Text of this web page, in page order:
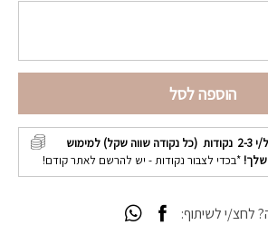
הוספה לסל
י 2-3 נקודות (כל נקודה שווה שקל) למימוש
שלך! *בכדי לצבור נקודות - יש להרשם לאתר קודם!
לחצ/י לשיתוף: